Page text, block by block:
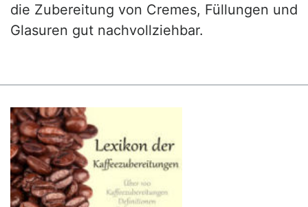
die Zubereitung von Cremes, Füllungen und
Glasuren gut nachvollziehbar.